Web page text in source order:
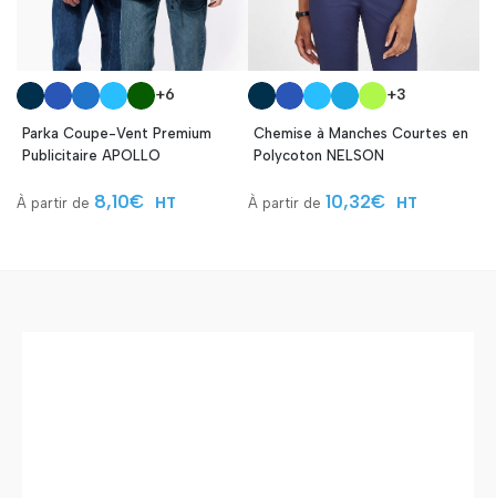
+6
Parka Coupe-Vent Premium
Publicitaire APOLLO
8,10€ HT
+3
Chemise à Manches Courtes en
Polycoton NELSON
10,32€ HT